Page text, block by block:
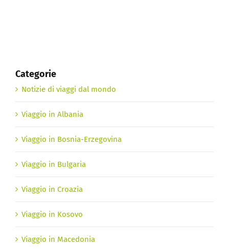
Categorie
Notizie di viaggi dal mondo
Viaggio in Albania
Viaggio in Bosnia-Erzegovina
Viaggio in Bulgaria
Viaggio in Croazia
Viaggio in Kosovo
Viaggio in Macedonia